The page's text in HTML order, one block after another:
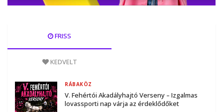
FRISS
KEDVELT
V. Fehértói Akadályhajtó Verseny – Izgalmas
lovassporti nap várja az érdeklődőket
RÁBAKÖZ